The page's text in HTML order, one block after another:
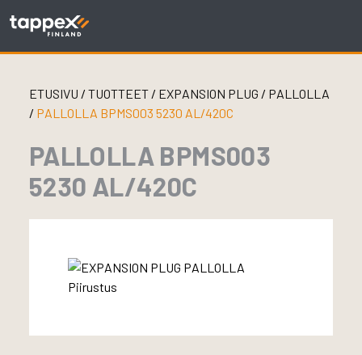
ETUSIVU / TUOTTEET/ EXPANSION PLUG / PALLOLLA
/ PALLOLLA BPMS003 5230 AL/420C
PALLOLLA BPMS003
5230 AL/420C